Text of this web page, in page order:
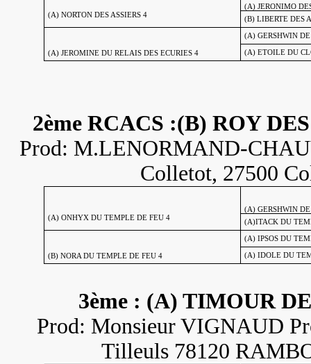
(A) NORTON DES ASSIERS 4
(A) JERONIMO
(B) LIBERTE DES
(A) JEROMINE DU RELAIS DES ECURIES 4
(A) GERSHWIN
(A) ETOILE DU
2ème RCACS :(B) ROY
Prod: M.LENORMAND-
Colletot, 27500
(A) ONHYX DU TEMPLE DE FEU 4
(A) GERSHWIN
(A)ITACK DU
(B) NORA DU TEMPLE DE FEU 4
(A) IPSOS DU
(A) IDOLE DU
3ème : (A) TIMOUR
Prod: Monsieur VIGNAUD
Tilleuls 78120